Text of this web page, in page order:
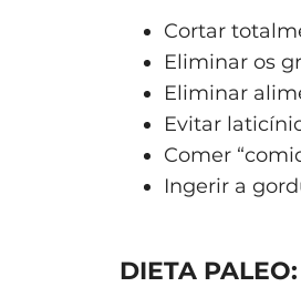
Cortar
Eliminar os
Eliminar
Evitar
Comer
Ingerir a
DIETA